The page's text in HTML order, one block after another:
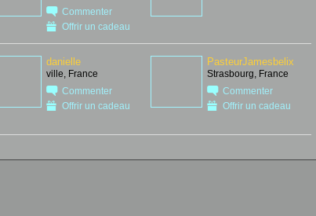
Commenter
Offrir un cadeau
danielle
ville, France
Commenter
Offrir un cadeau
PasteurJamesbelix
Strasbourg, France
Commenter
Offrir un cadeau